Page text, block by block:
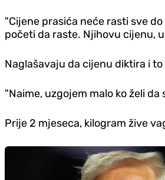
"Cijene prasića neće rasti sve
početi da raste. Njihovu cijenu,
Naglašavaju da cijenu diktira i
"Naime, uzgojem malo ko želi
Prije 2 mjeseca, kilogram žive